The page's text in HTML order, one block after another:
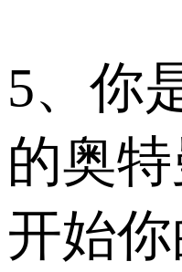
5、你
的奥特
开始你